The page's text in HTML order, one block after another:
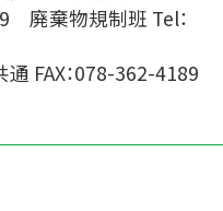
廃棄物規制班 Tel：
FAX：078-362-4189